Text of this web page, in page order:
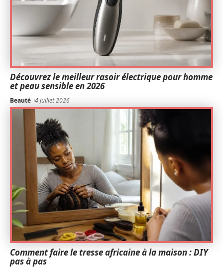
Découvrez le meilleur rasoir électrique pour homme
et peau sensible en 2026
Beauté 4 juillet 2026
Comment faire le tresse africaine à la maison : DIY
pas à pas